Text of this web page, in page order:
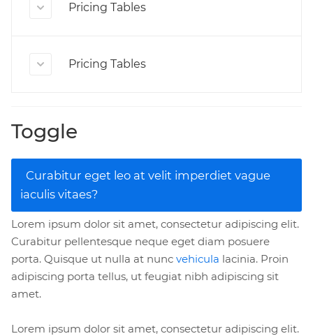
Pricing Tables
Pricing Tables
Toggle
Curabitur eget leo at velit imperdiet vague
iaculis vitaes?
Lorem ipsum dolor sit amet, consectetur adipiscing elit.
Curabitur pellentesque neque eget diam posuere
porta. Quisque ut nulla at nunc vehicula lacinia. Proin
adipiscing porta tellus, ut feugiat nibh adipiscing sit
amet.
Lorem ipsum dolor sit amet, consectetur adipiscing elit.